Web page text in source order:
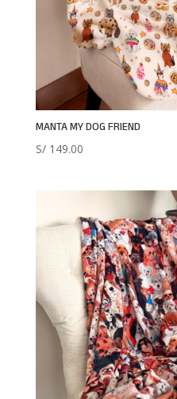
MANTA MY DOG FRIEND
S/149.00